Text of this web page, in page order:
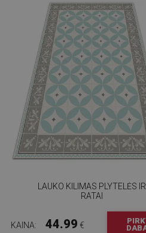
LAUKO KILIMAS PLYTELĖS IR
RATAI
KAINA: 44.99 €